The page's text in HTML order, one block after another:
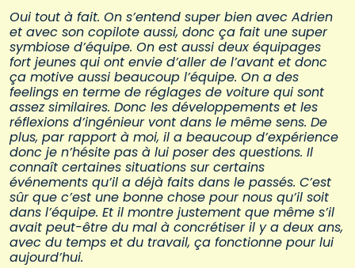
Oui tout à fait. On s’entend super bien avec Adrien
et avec son copilote aussi, donc ça fait une super
symbiose d’équipe. On est aussi deux équipages
fort jeunes qui ont envie d’aller de l’avant et donc
ça motive aussi beaucoup l’équipe. On a des
feelings en terme de réglages de voiture qui sont
assez similaires. Donc les développements et les
réflexions d’ingénieur vont dans le même sens. De
plus, par rapport à moi, il a beaucoup d’expérience
donc je n’hésite pas à lui poser des questions. Il
connaît certaines situations sur certains
événements qu’il a déjà faits dans le passés. C’est
sûr que c’est une bonne chose pour nous qu’il soit
dans l’équipe. Et il montre justement que même s’il
avait peut-être du mal à concrétiser il y a deux ans,
avec du temps et du travail, ça fonctionne pour lui
aujourd’hui.